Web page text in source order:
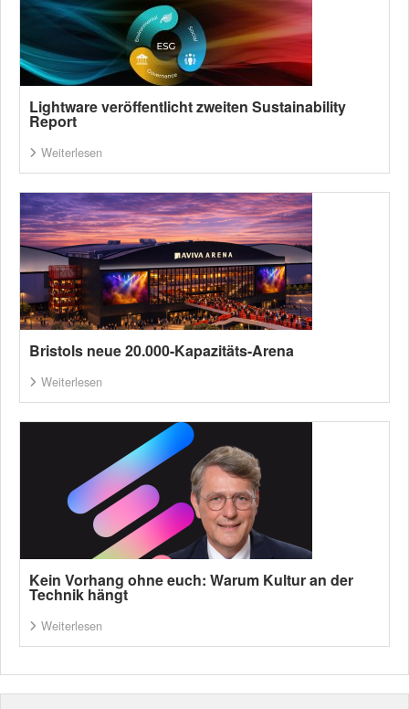
Lightware veröffentlicht zweiten Sustainability
Report
Weiterlesen
Bristols neue 20.000-Kapazitäts-Arena
Weiterlesen
Kein Vorhang ohne euch: Warum Kultur an der
Technik hängt
Weiterlesen